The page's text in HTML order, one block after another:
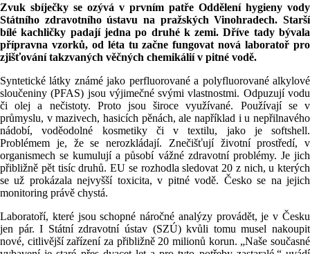
Zvuk sbíječky se ozývá v prvním patře Oddělení hygieny vody
Státního zdravotního ústavu na pražských Vinohradech. Starší
bílé kachličky padají jedna po druhé k zemi. Dříve tady bývala
přípravna vzorků, od léta tu začne fungovat nová laboratoř pro
zjišťování takzvaných věčných chemikálií v pitné vodě.
Syntetické látky známé jako perfluorované a polyfluorované alkylové
sloučeniny (PFAS) jsou výjimečné svými vlastnostmi. Odpuzují vodu
či olej a nečistoty. Proto jsou široce využívané. Používají se v
průmyslu, v mazivech, hasicích pěnách, ale například i u nepřilnavého
nádobí, voděodolné kosmetiky či v textilu, jako je softshell.
Problémem je, že se nerozkládají. Znečišťují životní prostředí, v
organismech se kumulují a působí vážné zdravotní problémy. Je jich
přibližně pět tisíc druhů. EU se rozhodla sledovat 20 z nich, u kterých
se už prokázala nejvyšší toxicita, v pitné vodě. Česko se na jejich
monitoring právě chystá.
Laboratoří, které jsou schopné náročné analýzy provádět, je v Česku
jen pár. I Státní zdravotní ústav (SZÚ) kvůli tomu musel nakoupit
nové, citlivější zařízení za přibližně 20 milionů korun. „Naše současné